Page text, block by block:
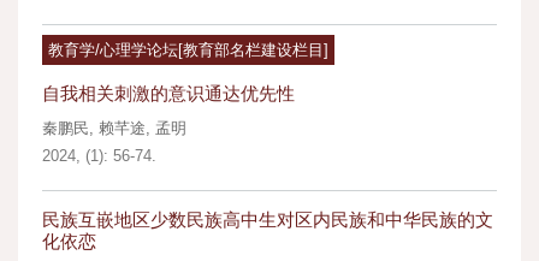
教育学/心理学论坛[教育部名栏建设栏目]
自我相关刺激的意识通达优先性
秦鹏民, 赖芊途, 孟明
2024, (1): 56-74.
民族互嵌地区少数民族高中生对区内民族和中华民族的文
化依恋